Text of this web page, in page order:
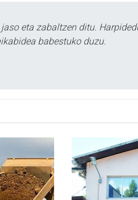
eta zabaltzen ditu.
babestuko duzu.